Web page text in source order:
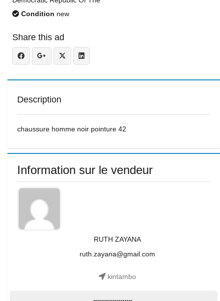
Condition new
Share this ad
Description
chaussure homme noir pointure 42
Information sur le vendeur
RUTH ZAYANA
ruth.zayana@gmail.com
kintambo